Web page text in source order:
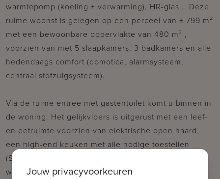
warmtepomp (koeling + verwarming), HR-glas... Deze
ruime woonst is gelegen op een perceel van ± 799 m²
met een bewoonbare oppervlakte van 480 m² ,
voorzien van met 5 slaapkamers, 3 badkamers en alle
hedendaags comfort (domotica, alarmsysteem,
centraal stofzuigsysteem).
Via de ruime entree met gastentoilet komt u binnen in
de woning. Het gelijkvloers is uitgerust met een leef-
en eetruimte voorzien van elektrische open haard,
een high-end keuken met alle nodige toestellen
(Siemens) met naast de vele kastruimte ook een
wijnfrigo. Aansluitend bevindt zich de berging, met
Jouw privacyvoorkeuren